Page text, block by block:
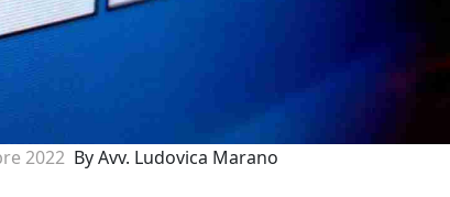
2022 By Avv. Ludovica Marano